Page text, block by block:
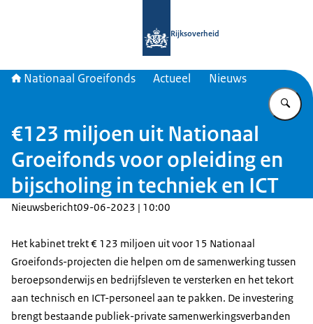
Rijksoverheid
Nationaal Groeifonds Actueel Nieuws
€123 miljoen uit Nationaal
Groeifonds voor opleiding en
bijscholing in techniek en ICT
Nieuwsbericht09-06-2023 | 10:00
Het kabinet trekt € 123 miljoen uit voor 15 Nationaal
Groeifonds-projecten die helpen om de samenwerking tussen
beroepsonderwijs en bedrijfsleven te versterken en het tekort
aan technisch en ICT-personeel aan te pakken. De investering
brengt bestaande publiek-private samenwerkingsverbanden